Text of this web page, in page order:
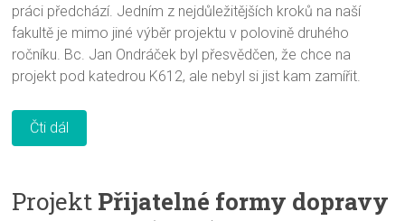
práci předchází. Jedním z nejdůležitějších kroků na naší
fakultě je mimo jiné výběr projektu v polovině druhého
ročníku. Bc. Jan Ondráček byl přesvědčen, že chce na
projekt pod katedrou K612, ale nebyl si jist kam zamířit.
Čti dál
Projekt Přijatelné formy dopravy